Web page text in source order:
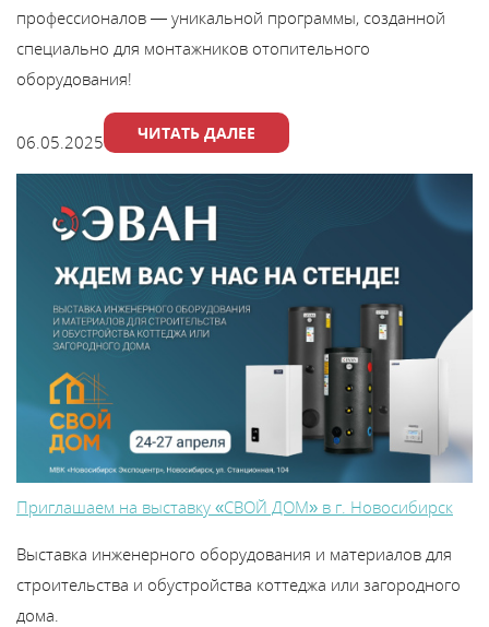
профессионалов — уникальной программы, созданной
специально для монтажников отопительного
оборудования!
06.05.2025 ЧИТАТЬ ДАЛЕЕ
Приглашаем на выставку «СВОЙ ДОМ» в г. Новосибирск
Выставка инженерного оборудования и материалов для
строительства и обустройства коттеджа или загородного
дома.